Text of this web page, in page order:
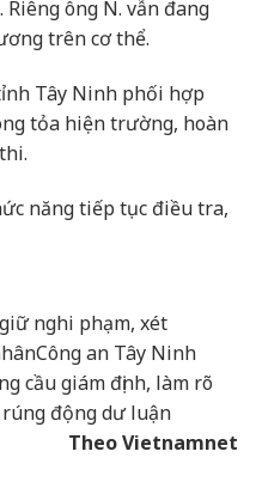
ông N. vẫn đang
trên cơ thể.
Tây Ninh phối hợp
tỏa hiện trường, hoàn
năng tiếp tục điều tra,
nghi phạm, xét
Công an Tây Ninh
cầu giám định, làm rõ
động dư luận
Theo Vietnamnet